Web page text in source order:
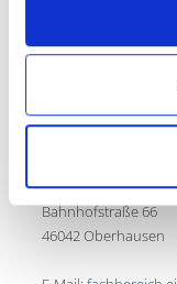
Technisches
Bahnhofstraße 66
46042 Oberhausen